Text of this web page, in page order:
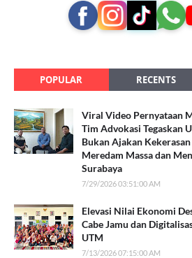
POPULAR RECENTS
Viral Video Pernyataan
Tim Advokasi Tegaskan
Bukan Ajakan
Meredam Massa dan
Surabaya
7/29/2026 03:51:00 AM
Elevasi Nilai Ekonomi
Cabe Jamu dan
UTM
7/13/2026 07:15:00 AM